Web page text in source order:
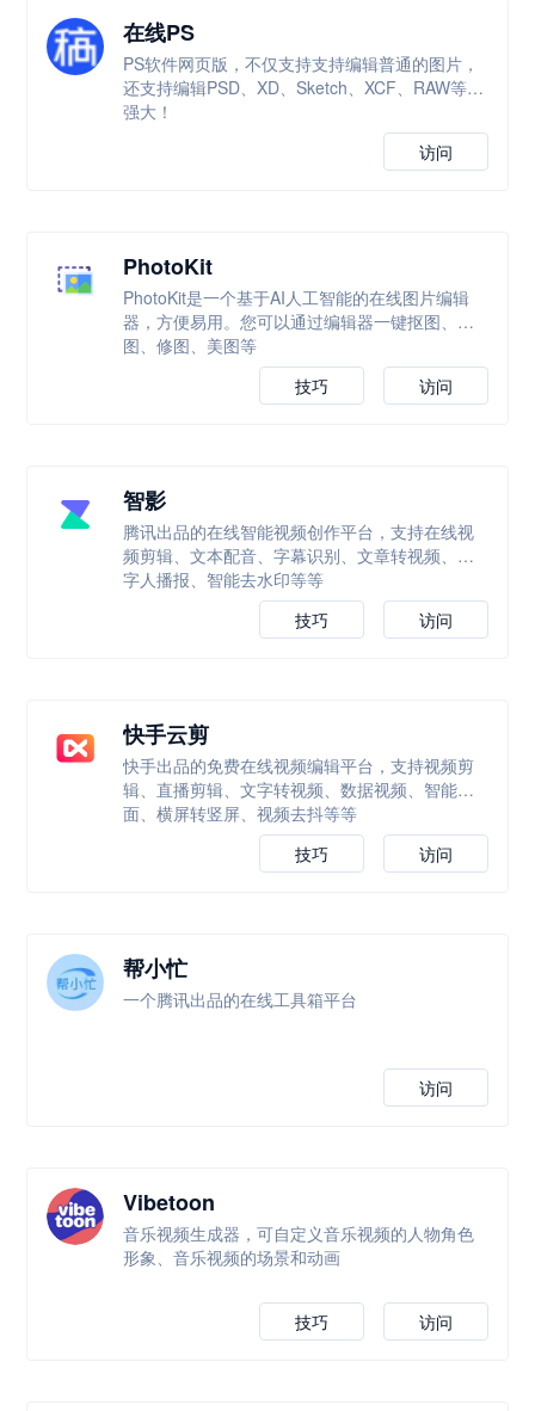
在线PS
PS软件网页版，不仅支持支持编辑普通的图片，
还支持编辑PSD、XD、Sketch、XCF、RAW等，
强大！
访问
PhotoKit
PhotoKit是一个基于AI人工智能的在线图片编辑
器，方便易用。您可以通过编辑器一键抠图、改
图、修图、美图等
访问
技巧
智影
腾讯出品的在线智能视频创作平台，支持在线视
频剪辑、文本配音、字幕识别、文章转视频、数
字人播报、智能去水印等等
访问
技巧
快手云剪
快手出品的免费在线视频编辑平台，支持视频剪
辑、直播剪辑、文字转视频、数据视频、智能封
面、横屏转竖屏、视频去抖等等
访问
技巧
帮小忙
一个腾讯出品的在线工具箱平台
访问
Vibetoon
音乐视频生成器，可自定义音乐视频的人物角色
形象、音乐视频的场景和动画
访问
技巧